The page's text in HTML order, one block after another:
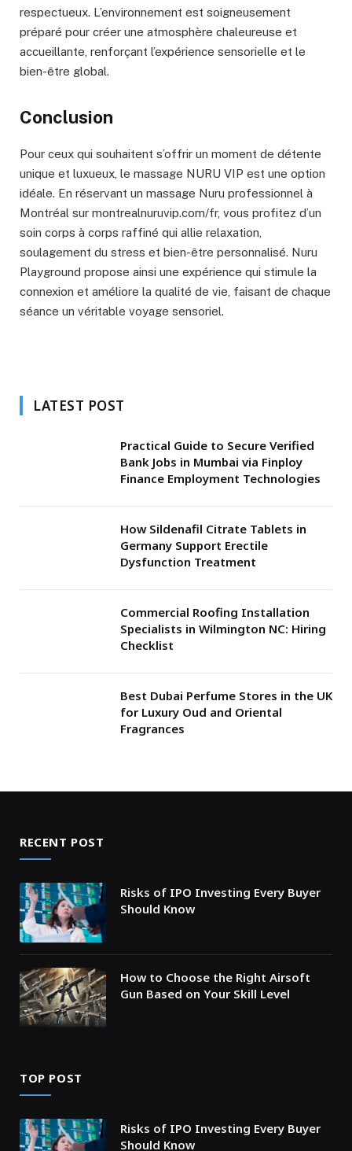
respectueux. L’environnement est soigneusement
préparé pour créer une atmosphère chaleureuse et
accueillante, renforçant l’expérience sensorielle et le
bien-être global.
Conclusion
Pour ceux qui souhaitent s’offrir un moment de détente
unique et luxueux, le massage NURU VIP est une option
idéale. En réservant un massage Nuru professionnel à
Montréal sur montrealnuruvip.com/fr, vous profitez d’un
soin corps à corps raffiné qui allie relaxation,
soulagement du stress et bien-être personnalisé. Nuru
Playground propose ainsi une expérience qui stimule la
connexion et améliore la qualité de vie, faisant de chaque
séance un véritable voyage sensoriel.
LATEST POST
Practical Guide to Secure Verified
Bank Jobs in Mumbai via Finploy
Finance Employment Technologies
How Sildenafil Citrate Tablets in
Germany Support Erectile
Dysfunction Treatment
Commercial Roofing Installation
Specialists in Wilmington NC: Hiring
Checklist
Best Dubai Perfume Stores in the UK
for Luxury Oud and Oriental
Fragrances
RECENT POST
Risks of IPO Investing Every Buyer
Should Know
How to Choose the Right Airsoft
Gun Based on Your Skill Level
TOP POST
Risks of IPO Investing Every Buyer
Should Know